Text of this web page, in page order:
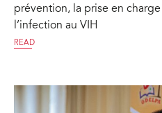
prévention, la prise en
l’infection au VIH
READ